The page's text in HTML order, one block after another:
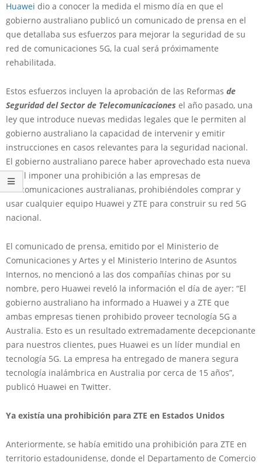
Huawei dio a conocer la medida el mismo día en que el
gobierno australiano publicó un comunicado de prensa en el
que detallaba sus esfuerzos para mejorar la seguridad de su
red de comunicaciones 5G, la cual será próximamente
rehabilitada.
Estos esfuerzos incluyen la aprobación de las Reformas de
Seguridad del Sector de Telecomunicaciones el año pasado, una
ley que introduce nuevas medidas legales que le permiten al
gobierno australiano la capacidad de intervenir y emitir
instrucciones en casos relevantes para la seguridad nacional.
El gobierno australiano parece haber aprovechado esta nueva
ley al imponer una prohibición a las empresas de
telecomunicaciones australianas, prohibiéndoles comprar y
usar cualquier equipo Huawei y ZTE para construir su red 5G
nacional.
El comunicado de prensa, emitido por el Ministerio de
Comunicaciones y Artes y el Ministerio Interino de Asuntos
Internos, no mencionó a las dos compañías chinas por su
nombre, pero Huawei reveló la información el día de ayer: “El
gobierno australiano ha informado a Huawei y a ZTE que
ambas empresas tienen prohibido proveer tecnología 5G a
Australia. Esto es un resultado extremadamente decepcionante
para nuestros clientes, pues Huawei es un líder mundial en
tecnología 5G. La empresa ha entregado de manera segura
tecnología inalámbrica en Australia por cerca de 15 años”,
publicó Huawei en Twitter.
Ya existía una prohibición para ZTE en Estados Unidos
Anteriormente, se había emitido una prohibición para ZTE en
territorio estadounidense, donde el Departamento de Comercio